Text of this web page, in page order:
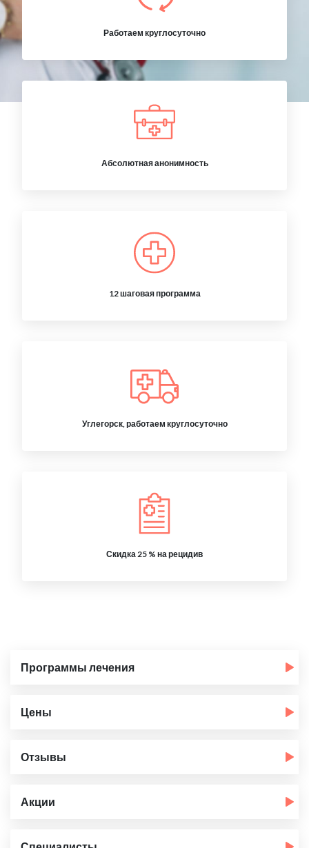
Работаем круглосуточно
Абсолютная анонимность
12 шаговая программа
Углегорск, работаем круглосуточно
Скидка 25 % на рецидив
Программы лечения
Цены
Отзывы
Акции